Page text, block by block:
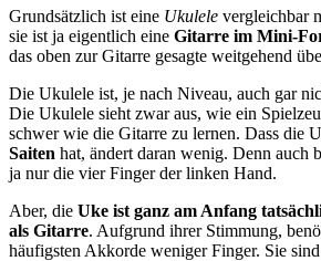
Grundsätzlich ist eine Ukulele vergleichbar
sie ist ja eigentlich eine Gitarre im Mini-
das oben zur Gitarre gesagte weitgehend
Die Ukulele ist, je nach Niveau, auch gar
Die Ukulele sieht zwar aus, wie ein
schwer wie die Gitarre zu lernen. Dass die
Saiten hat, ändert daran wenig. Denn auch
ja nur die vier Finger der linken Hand.
Aber, die Uke ist ganz am Anfang
als Gitarre. Aufgrund ihrer Stimmung,
häufigsten Akkorde weniger Finger. Sie